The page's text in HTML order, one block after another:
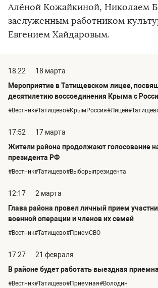
Алёной Кожайкиной, Николаем
заслуженным работником
Евгением Хайдаровым.
18:22
18 марта
Мероприятие в Татищевском лицее,
десятилетию воссоединения Крыма с
17:52
17 марта
Жители района продолжают голосование
президента РФ
#Вестник#Татищево#Выборыпрезидента
12:17
2 марта
Глава района провел личный прием
военной операции и членов их семей
#Вестник#Татищево#ПриемСВО
17:27
21 февраля
В районе будет работать выездная
#Вестник#Татищево#Приемная#Володин